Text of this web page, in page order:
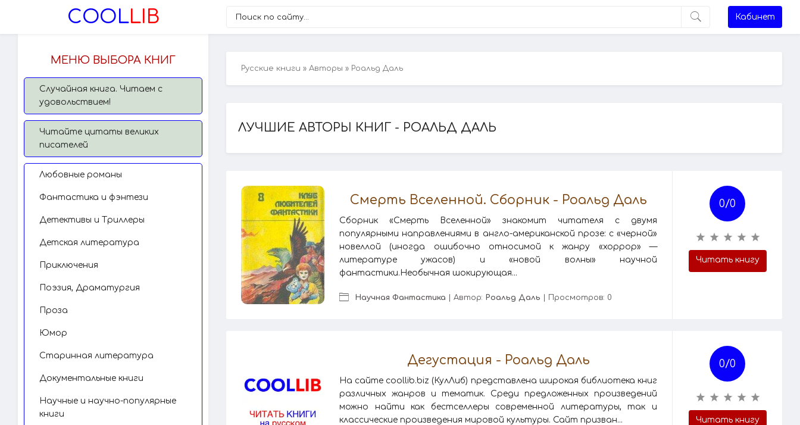
COOLLIB Кабинет
МЕНЮ ВЫБОРА КНИГ
Случайная книга. Читаем с
удовольствием!
Читайте цитаты великих
писателей
Любовные романы
Фантастика и фэнтези
Детективы и Триллеры
Детская литература
Приключения
Поэзия, Драматургия
Проза
Юмор
Старинная литература
Документальные книги
Научные и научно-популярные
книги
Русские книги » Авторы » Роальд Даль
ЛУЧШИЕ АВТОРЫ КНИГ - РОАЛЬД ДАЛЬ
Смерть Вселенной. Сборник - Роальд Даль
Сборник «Смерть Вселенной» знакомит читателя с двумя
популярными направлениями в англо-американской прозе: с «черной»
новеллой (иногда ошибочно относимой к жанру «хоррор» —
литературе ужасов) и «новой волны» научной
фантастики.Необычная шокирующая...
Научная Фантастика | Автор: Роальд Даль | Просмотров: 0
0/0
Читать книгу
Дегустация - Роальд Даль
На сайте coollib.biz (КулЛиб) представлена широкая библиотека книг
различных жанров и тематик. Среди предложенных произведений
можно найти как бестселлеры современной литературы, так и
классические произведения мировой культуры. Сайт призван...
0/0
Читать книгу